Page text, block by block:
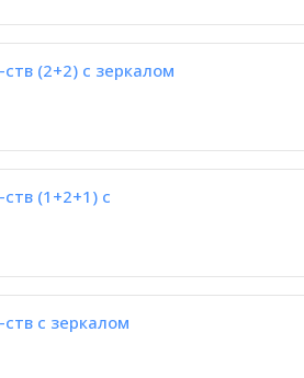
(2+2) с зеркалом
(1+2+1) с
с зеркалом